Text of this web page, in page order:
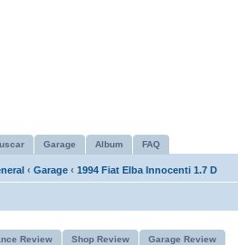
Garage Album FAQ
‹ Garage ‹ 1994 Fiat Elba Innocenti 1.7 D
Review Shop Review Garage Review